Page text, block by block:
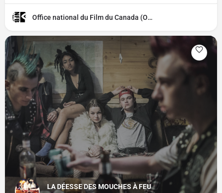
Office national du Film du Canada (ONF)
LA DÉESSE DES MOUCHES À FEU